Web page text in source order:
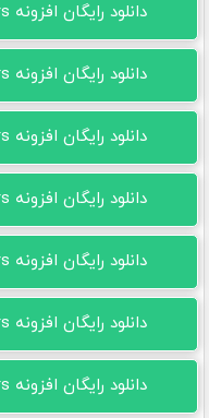
دانلود رایگان افزونه Perfmatters فارسی نسخه 1.9.9
دانلود رایگان افزونه Perfmatters فارسی نسخه 1.9.8
دانلود رایگان افزونه Perfmatters فارسی نسخه 1.9.7
دانلود رایگان افزونه Perfmatters فارسی نسخه 1.9.5
دانلود رایگان افزونه Perfmatters فارسی نسخه 1.9.4
دانلود رایگان افزونه Perfmatters فارسی نسخه 1.9.3
دانلود رایگان افزونه Perfmatters فارسی نسخه 1.9.2